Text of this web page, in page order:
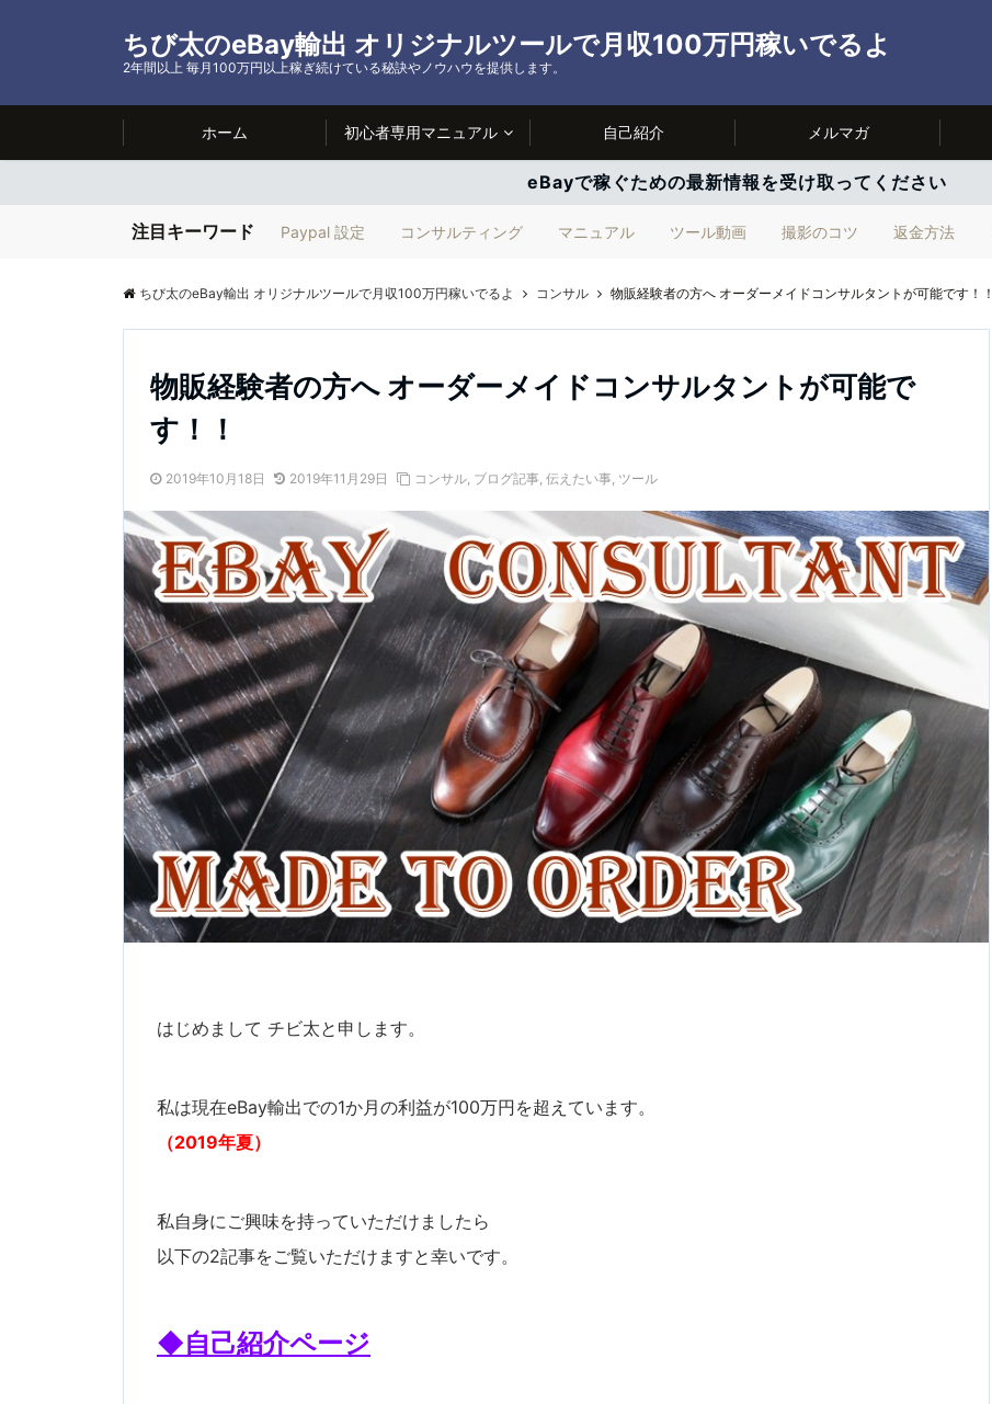
ちび太のeBay輸出 オリジナルツールで月収100万円稼いでるよ
2年間以上 毎月100万円以上稼ぎ続けている秘訣やノウハウを提供します。
ホーム 初心者専用マニュアル 自己紹介 メルマガ
eBayで稼ぐための最新情報を受け取ってください
注目キーワード Paypal 設定 コンサルティング マニュアル ツール動画 撮影のコツ 返金方法
ちび太のeBay輸出 オリジナルツールで月収100万円稼いでるよ コンサル 物販経験者の方へ オーダーメイドコンサルタントが可能です！！
物販経験者の方へ オーダーメイドコンサルタントが可能で
す！！
2019年10月18日 2019年11月29日 コンサル, ブログ記事, 伝えたい事, ツール
はじめまして チビ太と申します。
私は現在eBay輸出での1か月の利益が100万円を超えています。
（2019年夏）
私自身にご興味を持っていただけましたら
以下の2記事をご覧いただけますと幸いです。
◆自己紹介ページ